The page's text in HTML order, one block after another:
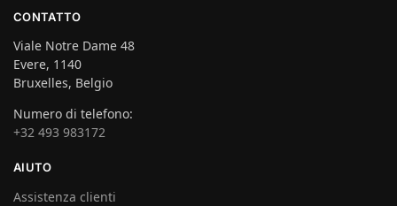
CONTATTO
Viale Notre Dame 48
Evere, 1140
Bruxelles, Belgio
Numero di telefono:
+32 493 983172
AIUTO
Assistenza clienti